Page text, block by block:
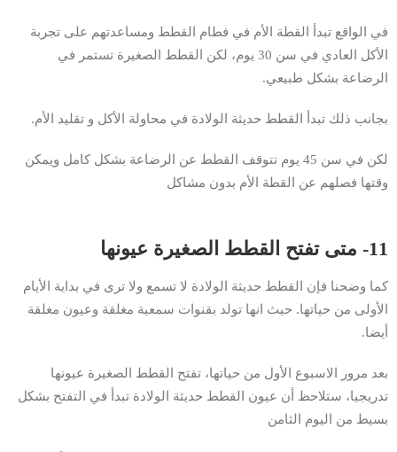
في الواقع تبدأ القطة الأم في فطام القطط ومساعدتهم على تجربة
الأكل العادي في سن 30 يوم، لكن القطط الصغيرة تستمر في
الرضاعة بشكل طبيعي.
بجانب ذلك تبدأ القطط حديثة الولادة في محاولة الأكل و تقليد الأم.
لكن في سن 45 يوم تتوقف القطط عن الرضاعة بشكل كامل ويمكن
وقتها فصلهم عن القطة الأم بدون مشاكل
11- متى تفتح القطط الصغيرة عيونها
كما وضحنا فإن القطط حديثة الولادة لا تسمع ولا ترى في بداية الأيام
الأولى من حياتها. حيث انها تولد بقنوات سمعية مغلقة وعيون مغلقة
أيضا.
بعد مرور الاسبوع الأول من حياتها، تفتح القطط الصغيرة عيونها
تدريجيا، ستلاحظ أن عيون القطط حديثة الولادة تبدأ في التفتح بشكل
بسيط من اليوم الثامن